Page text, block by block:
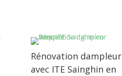
Rénovation dampleur
avec ITE Sainghin en